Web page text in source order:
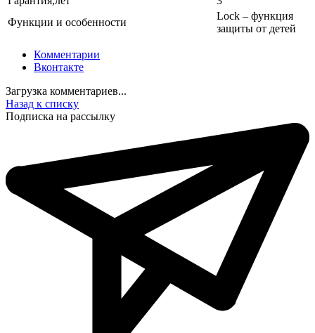
Функции и особенности
Lock – функция
защиты от детей
Комментарии
Вконтакте
Загрузка комментариев...
Назад к списку
Подписка на рассылку